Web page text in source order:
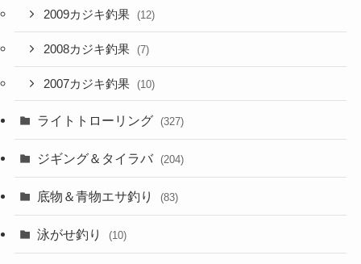
2009カジキ釣果 (12)
2008カジキ釣果 (7)
2007カジキ釣果 (10)
ライトトローリング (327)
ジギング＆タイラバ (204)
底物＆青物エサ釣り (83)
泳がせ釣り (10)